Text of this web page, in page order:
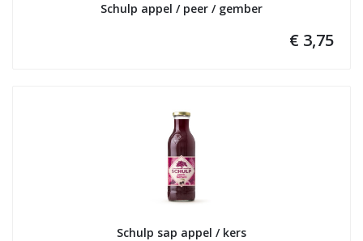
Schulp appel / peer / gember
€ 3,75
Schulp sap appel / kers